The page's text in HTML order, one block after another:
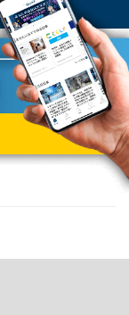
L2スイッチ8モデル
スイッチの